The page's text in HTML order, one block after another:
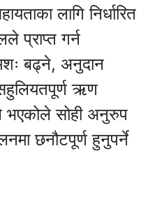
लागि निर्धारित
प्राप्त गर्न
बढ्ने, अनुदान
ऋण
भएकोले सोही अनुरुप
छनौटपूर्ण हुनुपर्ने